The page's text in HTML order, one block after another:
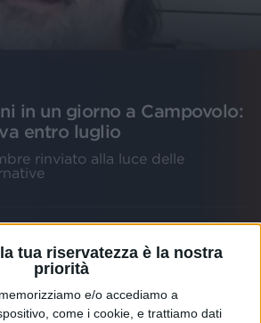
tua riservatezza è la nostra
priorità
memorizziamo e/o accediamo a
come i cookie, e trattiamo dati
in un giorno a Campovolo:
entro luglio
rinviato alla luce delle